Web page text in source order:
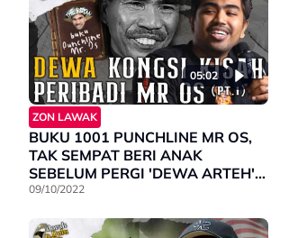
05:02
ZON LAWAK
BUKU 1001 PUNCHLINE MR OS,
TAK SEMPAT BERI ANAK
SEBELUM PERGI 'DEWA ARTEH'
|BORAK DULU BARU KAMU PT1
09/10/2022